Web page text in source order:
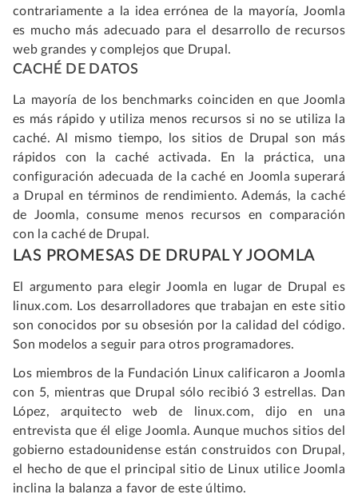
contrariamente a la idea errónea de la mayoría, Joomla
es mucho más adecuado para el desarrollo de recursos
web grandes y complejos que Drupal.
CACHÉ DE DATOS
La mayoría de los benchmarks coinciden en que Joomla
es más rápido y utiliza menos recursos si no se utiliza la
caché. Al mismo tiempo, los sitios de Drupal son más
rápidos con la caché activada. En la práctica, una
configuración adecuada de la caché en Joomla superará
a Drupal en términos de rendimiento. Además, la caché
de Joomla, consume menos recursos en comparación
con la caché de Drupal.
LAS PROMESAS DE DRUPAL Y JOOMLA
El argumento para elegir Joomla en lugar de Drupal es
linux.com. Los desarrolladores que trabajan en este sitio
son conocidos por su obsesión por la calidad del código.
Son modelos a seguir para otros programadores.
Los miembros de la Fundación Linux calificaron a Joomla
con 5, mientras que Drupal sólo recibió 3 estrellas. Dan
López, arquitecto web de linux.com, dijo en una
entrevista que él elige Joomla. Aunque muchos sitios del
gobierno estadounidense están construidos con Drupal,
el hecho de que el principal sitio de Linux utilice Joomla
inclina la balanza a favor de este último.